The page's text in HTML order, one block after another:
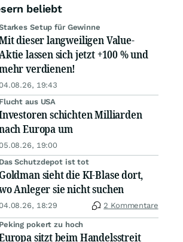
beliebt
Setup für Gewinne
dieser langweiligen Value-
lassen sich jetzt +100 % und
verdienen!
19:43
Flucht aus USA
schichten Milliarden
Europa um
19:00
Das Schutzdepot ist tot
sieht die KI-Blase dort,
Anleger sie nicht suchen
18:29 2 Kommentare
Peking pokert zu hoch
sitzt beim Handelsstreit